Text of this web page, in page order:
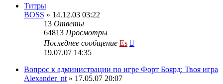
Титры
BOSS » 14.12.03 03:22
13 Ответы
64813 Просмотры
Последнее сообщение Es
19.07.07 14:35
Вопрос к администрации по игре Форт Боярд: Твоя игра
Alexander_nt » 17.05.07 20:07